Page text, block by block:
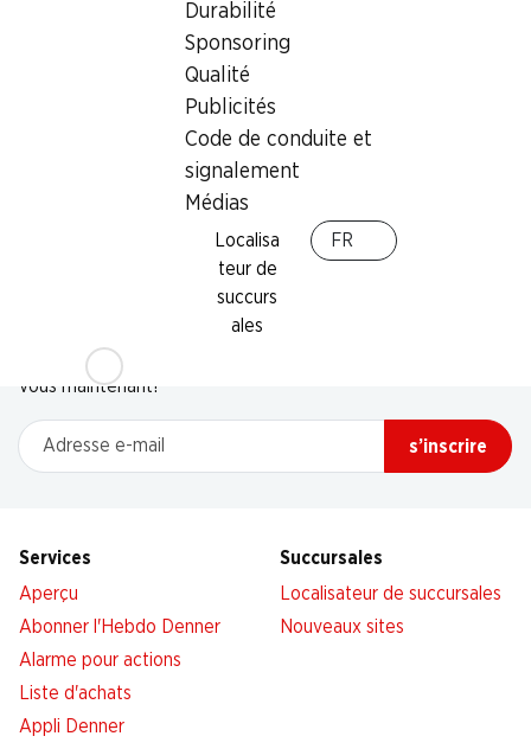
Durabilité
Sponsoring
Qualité
Publicités
Code de conduite et
signalement
Médias
Localisa
teur de
succurs
ales
FR
Restez au courant grâce à la newsletter Denner. Inscrivez-
vous maintenant!
Adresse e-mail
s’inscrire
Services
Aperçu
Abonner l'Hebdo Denner
Alarme pour actions
Liste d'achats
Appli Denner
Succursales
Localisateur de succursales
Nouveaux sites